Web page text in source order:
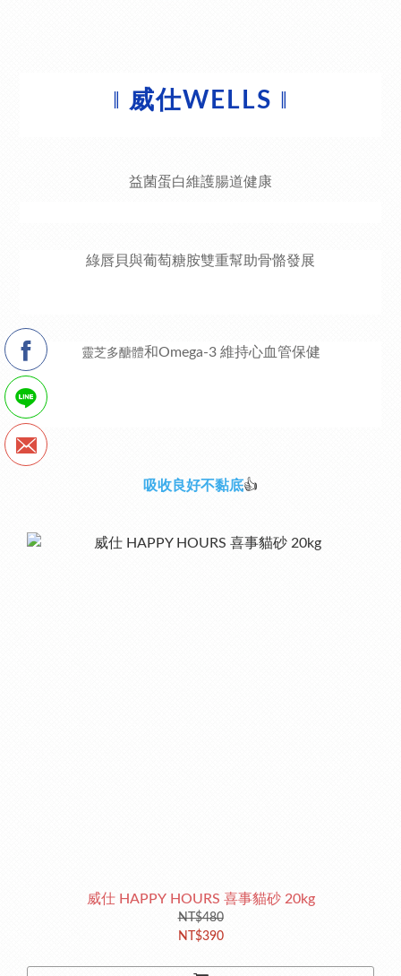
‖ 威仕WELLS ‖
益菌蛋白維護腸道健康
綠唇貝與葡萄糖胺雙重幫助骨骼發展
靈芝多醣體和Omega-3 維持心血管保健
吸收良好不黏底👍
威仕 HAPPY HOURS 喜事貓砂 20kg
NT$480
NT$390